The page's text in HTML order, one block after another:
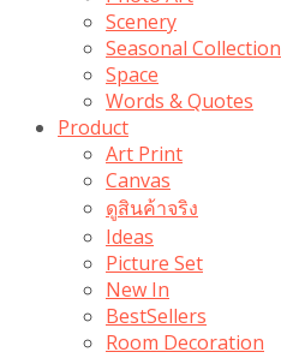
Scenery
Seasonal Collection
Space
Words & Quotes
Product
Art Print
Canvas
ดูสินค้าจริง
Ideas
Picture Set
New In
BestSellers
Room Decoration